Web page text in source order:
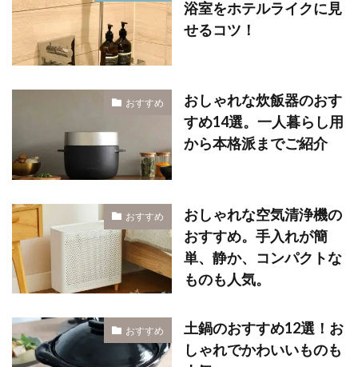
浴室をホテルライクに見
せるコツ！
おすすめ
おしゃれな炊飯器のおす
すめ14選。一人暮らし用
から本格派までご紹介
おすすめ
おしゃれな空気清浄機の
おすすめ。手入れが簡
単、静か、コンパクトな
ものも人気。
おすすめ
土鍋のおすすめ12選！お
しゃれでかわいいものも